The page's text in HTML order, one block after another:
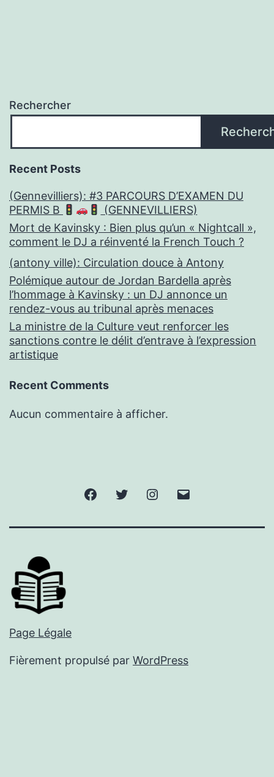
Rechercher
Recent Posts
(Gennevilliers): #3 PARCOURS D’EXAMEN DU
PERMIS B
(GENNEVILLIERS)
Mort de Kavinsky : Bien plus qu’un « Nightcall »,
comment le DJ a réinventé la French Touch ?
(antony ville): Circulation douce à Antony
Polémique autour de Jordan Bardella après
l’hommage à Kavinsky : un DJ annonce un
rendez-vous au tribunal après menaces
La ministre de la Culture veut renforcer les
sanctions contre le délit d’entrave à l’expression
artistique
Recent Comments
Aucun commentaire à afficher.
FacebookTwitter Instagram
Page Légale
Fièrement propulsé par WordPress